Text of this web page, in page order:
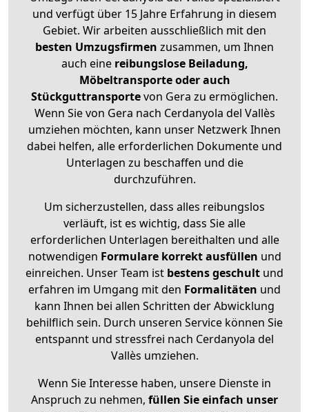
und verfügt über 15 Jahre Erfahrung in diesem
Gebiet. Wir arbeiten ausschließlich mit den
besten Umzugsfirmen zusammen, um Ihnen
auch eine reibungslose Beiladung,
Möbeltransporte oder auch
Stückguttransportevon Gera zu ermöglichen.
Wenn Sie von Gera nach Cerdanyola del Vallès
umziehen möchten, kann unser Netzwerk Ihnen
dabei helfen, alle erforderlichen Dokumente und
Unterlagen zu beschaffen und die
durchzuführen.
Um sicherzustellen, dass alles reibungslos
verläuft, ist es wichtig, dass Sie alle
erforderlichen Unterlagen bereithalten und alle
notwendigen Formulare korrekt ausfüllen und
einreichen. Unser Team ist bestens geschult und
erfahren im Umgang mit den Formalitäten und
kann Ihnen bei allen Schritten der Abwicklung
behilflich sein. Durch unseren Service können Sie
entspannt und stressfrei nach Cerdanyola del
Vallès umziehen.
Wenn Sie Interesse haben, unsere Dienste in
Anspruch zu nehmen, füllen Sie einfach unser